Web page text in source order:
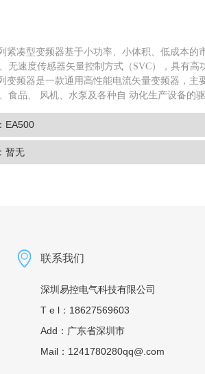
紧凑型变频器基于小功率、小体积、低成本的
无速度传感器矢量控制方式（SVC），具有高
变频器是一款通用高性能电流矢量变频器，
食品、 风机、水泵及各种自 动化生产设备的驱
EA500
暂无
联系我们
深圳易控电气科技有限公司
T e l：18627569603
Add：广东省深圳市
Mail：1241780280qq@.com